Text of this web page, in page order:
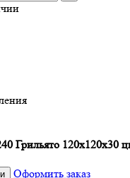
Грильято 120х120х30
Оформить заказ